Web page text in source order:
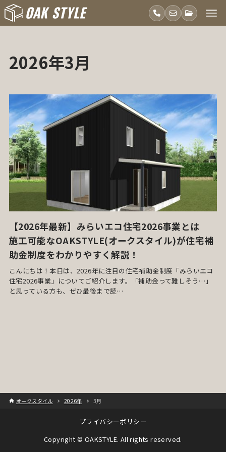
2026年3月
【2026年最新】みらいエコ住宅2026事業とは
施工可能なOAKSTYLE(オークスタイル)が住宅補
助金制度をわかりやすく解説！
こんにちは！本日は、2026年に注目の住宅補助金制度「みらいエコ
住宅2026事業」についてご紹介します。「補助金って難しそう…」
と思っている方も、ぜひ最後まで読…
オークスタイル 2026年 3月
プライバシーポリシー
Copyright © OAKSTYLE. All rights reserved.